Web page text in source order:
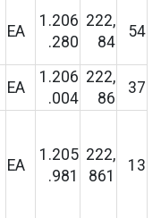
EA
1.206
.280
222,
84
54
EA
1.206
.004
222,
86
37
EA
1.205
.981
222,
861
13